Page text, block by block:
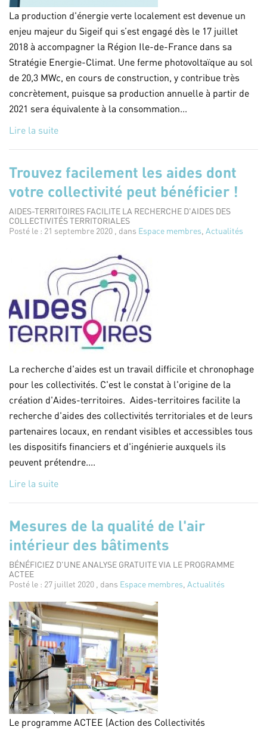
La production d'énergie verte localement est devenue un
enjeu majeur du Sigeif qui s’est engagé dès le 17 juillet
2018 à accompagner la Région Ile-de-France dans sa
Stratégie Energie-Climat. Une ferme photovoltaïque au sol
de 20,3 MWc, en cours de construction, y contribue très
concrètement, puisque sa production annuelle à partir de
2021 sera équivalente à la consommation...
Lire la suite
Trouvez facilement les aides dont
votre collectivité peut bénéficier !
AIDES-TERRITOIRES FACILITE LA RECHERCHE D'AIDES DES
COLLECTIVITÉS TERRITORIALES
Posté le : 21 septembre 2020 , dans Espace membres, Actualités
La recherche d'aides est un travail difficile et chronophage
pour les collectivités. C'est le constat à l'origine de la
création d'Aides-territoires. Aides-territoires facilite la
recherche d'aides des collectivités territoriales et de leurs
partenaires locaux, en rendant visibles et accessibles tous
les dispositifs financiers et d'ingénierie auxquels ils
peuvent prétendre....
Lire la suite
Mesures de la qualité de l'air
intérieur des bâtiments
BÉNÉFICIEZ D'UNE ANALYSE GRATUITE VIA LE PROGRAMME
ACTEE
Posté le : 27 juillet 2020 , dans Espace membres, Actualités
Le programme ACTEE (Action des Collectivités